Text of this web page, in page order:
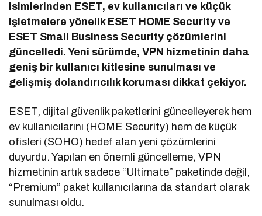
isimlerinden ESET, ev kullanıcıları ve küçük
işletmelere yönelik ESET HOME Security ve
ESET Small Business Security çözümlerini
güncelledi. Yeni sürümde, VPN hizmetinin daha
geniş bir kullanıcı kitlesine sunulması ve
gelişmiş dolandırıcılık koruması dikkat çekiyor.
ESET, dijital güvenlik paketlerini güncelleyerek hem
ev kullanıcılarını (HOME Security) hem de küçük
ofisleri (SOHO) hedef alan yeni çözümlerini
duyurdu. Yapılan en önemli güncelleme, VPN
hizmetinin artık sadece “Ultimate” paketinde değil,
“Premium” paket kullanıcılarına da standart olarak
sunulması oldu.